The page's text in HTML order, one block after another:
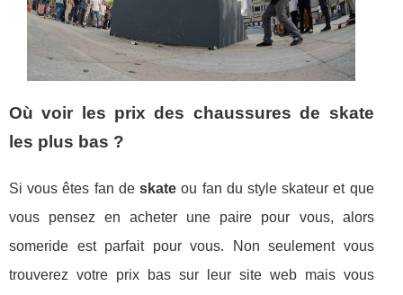
Où voir les prix des chaussures de skate
les plus bas ?
Si vous êtes fan deskate ou fan du style skateur et que
vous pensez en acheter une paire pour vous, alors
someride est parfait pour vous. Non seulement vous
trouverez votre prix bas sur leur site web mais vous